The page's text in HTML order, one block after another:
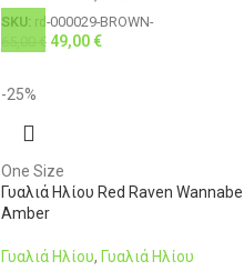
SKU: rd-000029-BROWN-
€ 49,00€
-25%
One Size
Γυαλιά Ηλίου Red Raven Wannabe
Amber
Γυαλιά Ηλίου, Γυαλιά Ηλίου